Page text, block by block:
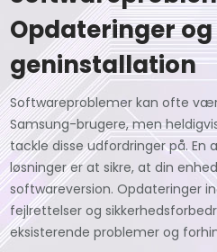
Opdateringer og
geninstallation
Softwareproblemer kan ofte
Samsung-brugere, men
tackle disse udfordringer på. En
løsninger er at sikre, at din
softwareversion. Opdateringer
fejlrettelser og
eksisterende problemer og